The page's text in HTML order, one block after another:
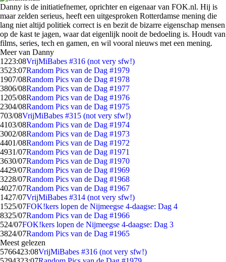
Danny is de initiatiefnemer, oprichter en eigenaar van FOK.nl. Hij is
maar zelden serieus, heeft een uitgesproken Rotterdamse mening die
lang niet altijd politiek correct is en bezit de bizarre eigenschap mensen
op de kast te jagen, waar dat eigenlijk nooit de bedoeling is. Houdt van
films, series, tech en gamen, en wil vooral nieuws met een mening.
Meer van Danny
1223:08VrijMiBabes #316 (not very sfw!)
3523:07Random Pics van de Dag #1979
1907/08Random Pics van de Dag #1978
3806/08Random Pics van de Dag #1977
1205/08Random Pics van de Dag #1976
2304/08Random Pics van de Dag #1975
703/08VrijMiBabes #315 (not very sfw!)
4103/08Random Pics van de Dag #1974
3002/08Random Pics van de Dag #1973
4401/08Random Pics van de Dag #1972
4931/07Random Pics van de Dag #1971
3630/07Random Pics van de Dag #1970
4429/07Random Pics van de Dag #1969
3228/07Random Pics van de Dag #1968
4027/07Random Pics van de Dag #1967
1427/07VrijMiBabes #314 (not very sfw!)
1525/07FOK!kers lopen de Nijmeegse 4-daagse: Dag 4
8325/07Random Pics van de Dag #1966
524/07FOK!kers lopen de Nijmeegse 4-daagse: Dag 3
3824/07Random Pics van de Dag #1965
Meest gelezen
5766423:08VrijMiBabes #316 (not very sfw!)